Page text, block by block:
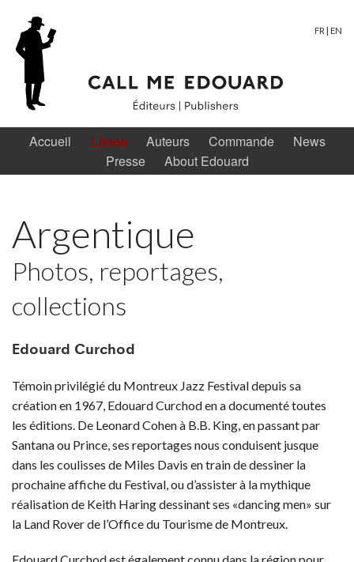
FR | EN
Accueil Livres Auteurs Commande
News
Presse
About Edouard
Argentique
Photos, reportages,
collections
Edouard Curchod
Témoin privilégié du Montreux Jazz Festival depuis sa
création en 1967, Edouard Curchod en a documenté toutes
les éditions. De Leonard Cohen à B.B. King, en passant par
Santana ou Prince, ses reportages nous conduisent jusque
dans les coulisses de Miles Davis en train de dessiner la
prochaine affiche du Festival, ou d’assister à la mythique
réalisation de Keith Haring dessinant ses «dancing men» sur
la Land Rover de l’Office du Tourisme de Montreux.